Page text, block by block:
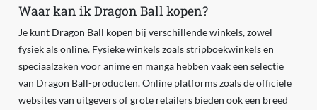
Waar kan ik Dragon Ball kopen?
Je kunt Dragon Ball kopen bij verschillende winkels, zowel
fysiek als online. Fysieke winkels zoals stripboekwinkels en
speciaalzaken voor anime en manga hebben vaak een selectie
van Dragon Ball-producten. Online platforms zoals de officiële
websites van uitgevers of grote retailers bieden ook een breed